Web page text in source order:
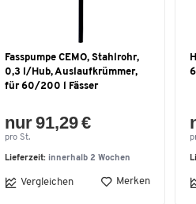
Fasspumpe CEMO, Stahlrohr,
0,3 l/Hub, Auslaufkrümmer,
für 60/200 l Fässer
nur 91,29 €
pro St.
Lieferzeit: innerhalb 2 Wochen
Vergleichen Merken